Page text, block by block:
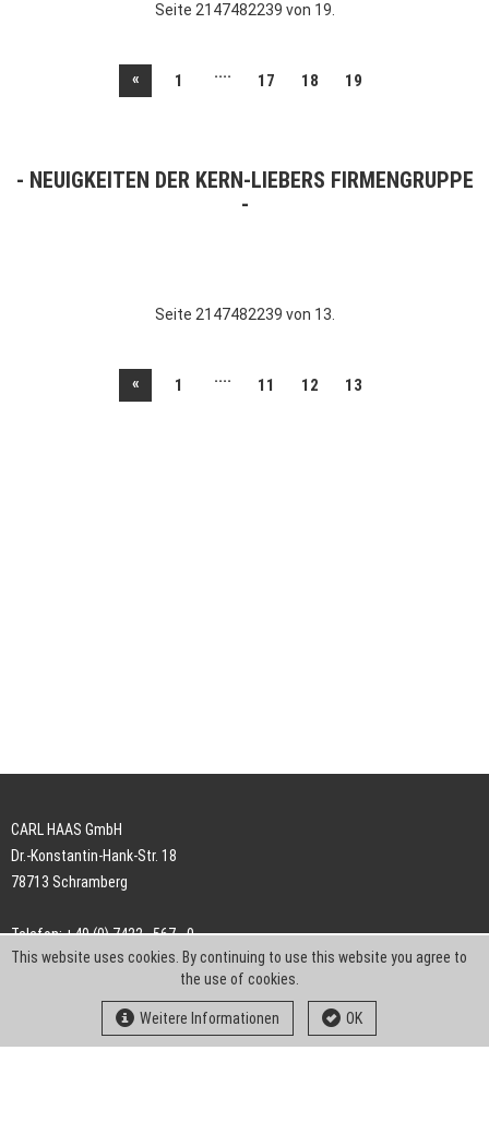
Seite 2147482239 von 19.
« 1 .... 17 18 19
NEUIGKEITEN DER KERN-LIEBERS FIRMENGRUPPE
Seite 2147482239 von 13.
« 1 .... 11 12 13
CARL HAAS GmbH
Dr.-Konstantin-Hank-Str. 18
78713 Schramberg
Telefon: +49 (0) 7422 . 567 - 0
Telefax: +49 (0) 7422 . 567 - 239
info-ch@kern-liebers.com
This website uses cookies. By continuing to use this website you agree to
the use of cookies.
Weitere Informationen OK